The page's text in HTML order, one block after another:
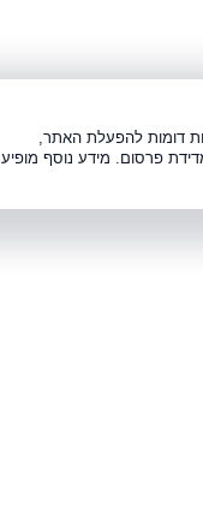
דומות להפעלת האתר,
פרסום. מידע נוסף מופיע